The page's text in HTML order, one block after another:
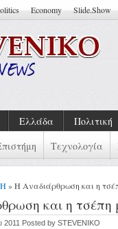
Economy Slide.Show
Να Πεις ''Έτσι Είναι
Ελλάδα Πολιτική
Τεχνολογία
» Η Αναδιάρθρωση και η
και η τσέπη
2011 Posted by STEVENIKO